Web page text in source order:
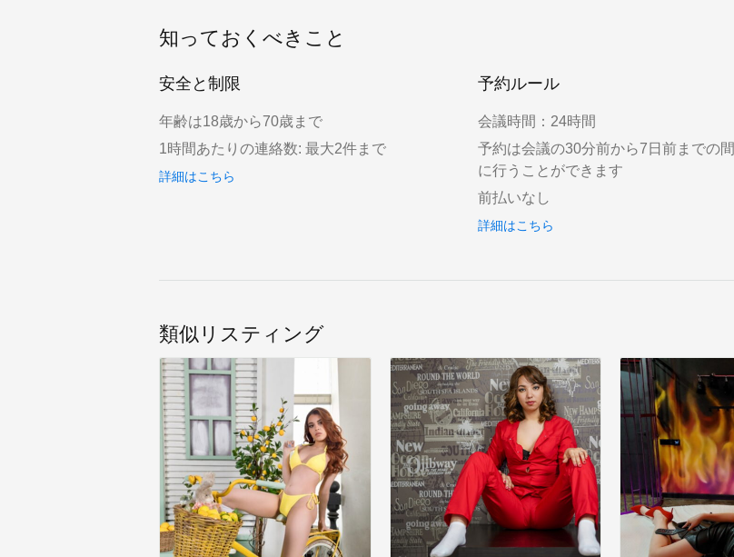
知っておくべきこと
安全と制限
年齢は18歳から70歳まで
1時間あたりの連絡数: 最大2件まで
詳細はこちら
予約ルール
会議時間：24時間
予約は会議の30分前から7日前までの間
に行うことができます
前払いなし
詳細はこちら
類似リスティング